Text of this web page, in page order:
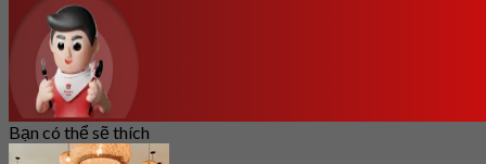
Bạn có thể sẽ thích